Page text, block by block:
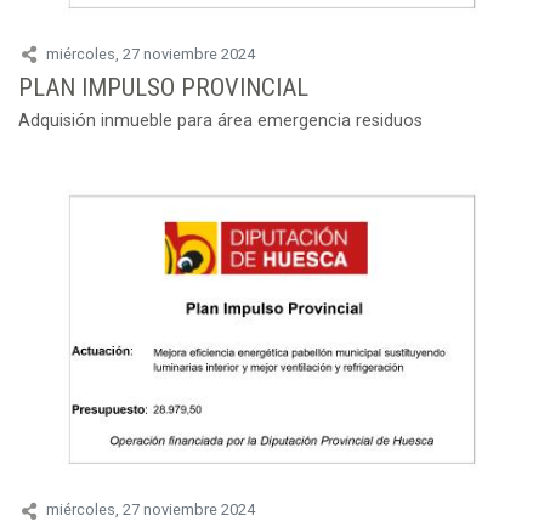
miércoles, 27 noviembre 2024
PLAN IMPULSO PROVINCIAL
Adquisión inmueble para área emergencia residuos
miércoles, 27 noviembre 2024